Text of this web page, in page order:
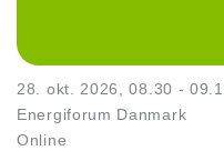
28. okt. 2026, 08.30 -
Energiforum Danmark
Online